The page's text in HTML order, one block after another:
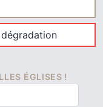
ÉGLISES !